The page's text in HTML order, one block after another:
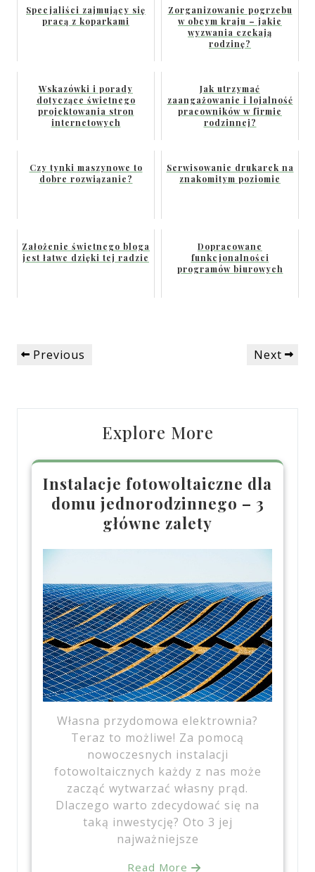
Specjaliści zajmujący się
pracą z koparkami
Zorganizowanie pogrzebu
w obcym kraju – jakie
wyzwania czekają
rodzinę?
Wskazówki i porady
dotyczące świetnego
projektowania stron
internetowych
Jak utrzymać
zaangażowanie i lojalność
pracowników w firmie
rodzinnej?
Czy tynki maszynowe to
dobre rozwiązanie?
Serwisowanie drukarek na
znakomitym poziomie
Założenie świetnego bloga
jest łatwe dzięki tej radzie
Dopracowane
funkcjonalności
programów biurowych
Nawigacja
wpisu
Previous
Previous
Next
Next
Explore More
Instalacje fotowoltaiczne dla
domu jednorodzinnego – 3
główne zalety
Własna przydomowa elektrownia?
Teraz to możliwe! Za pomocą
nowoczesnych instalacji
fotowoltaicznych każdy z nas może
zacząć wytwarzać własny prąd.
Dlaczego warto zdecydować się na
taką inwestycję? Oto 3 jej
najważniejsze
Read More